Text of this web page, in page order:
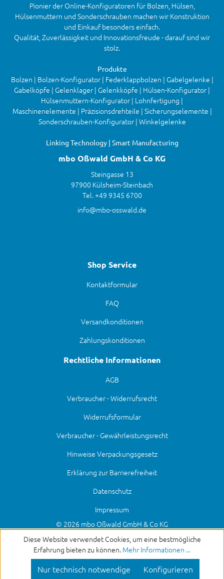
Diese Website verwendet Cookies, um eine bestmögliche
Erfahrung bieten zu können. Mehr Informationen ...
Nur technisch notwendige Konfigurieren
Pionier der Online-Konfiguratoren für Bolzen, Hülsen,
Hülsenmuttern und Sonderschrauben machen wir Konstruktion
und Einkauf besonders einfach.
Qualität, Zuverlässigkeit und Innovationsfreude - darauf sind wir
stolz.
Produkte
Bolzen | Bolzen-Konfigurator | Federklappbolzen | Gabelgelenke |
Gabelköpfe | Gelenklager | Gelenkköpfe | Hülsen-Konfigurator |
Hülsenmuttern-Konfigurator | Lohnfertigung |
Maschinenelemente | Präzisionsdrehteile | Sicherungselemente |
Sonderschrauben-Konfigurator | Winkelgelenke
Linking Technology | Smart Manufacturing
mbo Oßwald GmbH & Co KG
Steingasse 13
97900 Külsheim-Steinbach
Tel. +49 9345 6700
info@mbo-osswald.de
Shop Service
Kontaktformular
FAQ
Versandkonditionen
Zahlungskonditionen
Rechtliche Informationen
AGB
Verbraucher - Widerrufsrecht
Widerrufsformular
Verbraucher - Gewährleistungsrecht
Hinweise Verpackungsgesetz
Erklärung zur Barrierefreiheit
Datenschutz
Impressum
© 2026 mbo Oßwald GmbH & Co KG